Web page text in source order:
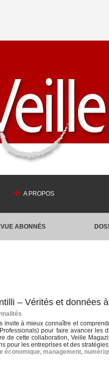
A PROPOS
ABONNÉS
– Vérités et données
invite à mieux connaître et
pour faire avancer
de cette collaboration, Veille
pour les entreprises et des
économique, management,